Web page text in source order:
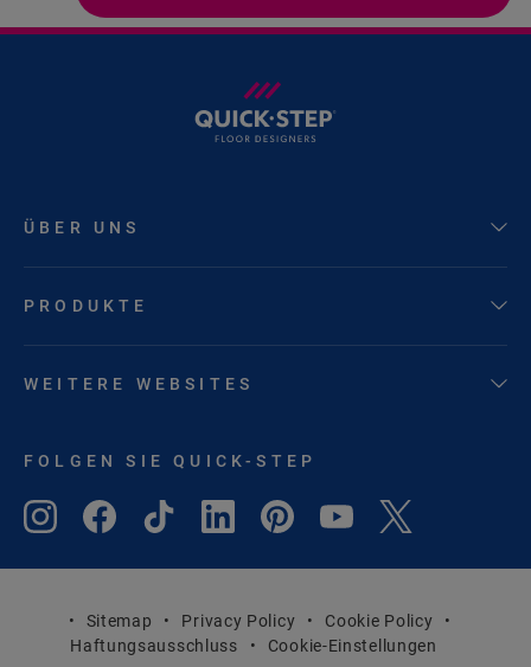
ÜBER UNS
PRODUKTE
WEITERE WEBSITES
FOLGEN SIE QUICK-STEP
Sitemap Privacy Policy
Cookie Policy
Haftungsausschluss
Cookie-Einstellungen